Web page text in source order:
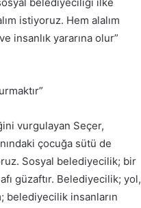
istiyoruz. Hem alalım
insanlık yararına olur”
vurgulayan Seçer,
çocuğa sütü de
Sosyal belediyecilik; bir
güzaftır. Belediyecilik; yol,
belediyecilik insanların